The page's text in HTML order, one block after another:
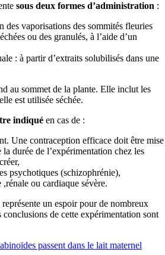
sous deux formes d’administration:
des vaporisations des sommités fleuries
ou des granulés, à l’aide d’un
: à partir d’extraits solubilisés dans une
au sommet de la plante. Elle inclut les
est utilisée séchée.
indiquéen cas de :
Une contraception efficace doit être mise
durée de l’expérimentation chez les
psychotiques (schizophrénie),
ou cardiaque sévère.
un espoir pour de nombreux
de cette expérimentation sont
passent dans le lait maternel